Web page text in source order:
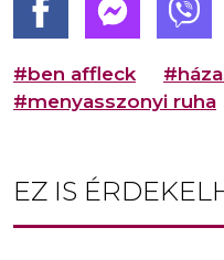
#ben affleck
#menyasszonyi ruha
EZ IS